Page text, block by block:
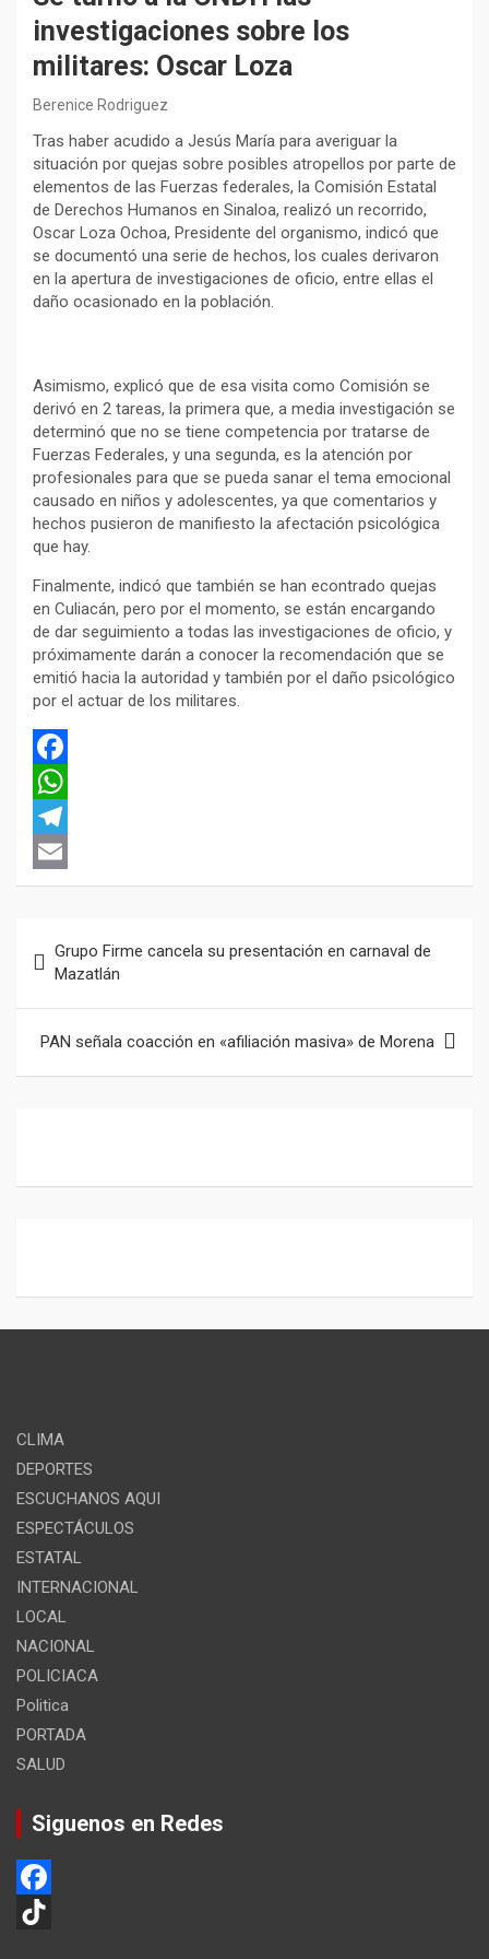
investigaciones sobre los
militares: Oscar Loza
Berenice Rodriguez
Tras haber acudido a Jesús María para averiguar la
situación por quejas sobre posibles atropellos por parte de
elementos de las Fuerzas federales, la Comisión Estatal
de Derechos Humanos en Sinaloa, realizó un recorrido,
Oscar Loza Ochoa, Presidente del organismo, indicó que
se documentó una serie de hechos, los cuales derivaron
en la apertura de investigaciones de oficio, entre ellas el
daño ocasionado en la población.
Asimismo, explicó que de esa visita como Comisión se
derivó en 2 tareas, la primera que, a media investigación se
determinó que no se tiene competencia por tratarse de
Fuerzas Federales, y una segunda, es la atención por
profesionales para que se pueda sanar el tema emocional
causado en niños y adolescentes, ya que comentarios y
hechos pusieron de manifiesto la afectación psicológica
que hay.
Finalmente, indicó que también se han econtrado quejas
en Culiacán, pero por el momento, se están encargando
de dar seguimiento a todas las investigaciones de oficio, y
próximamente darán a conocer la recomendación que se
emitió hacia la autoridad y también por el daño psicológico
por el actuar de los militares.
F
a
c
e
o
W
h
a
s
T
e
e
E
a
de
entradas
Grupo Firme cancela su presentación en carnaval de
Mazatlán
PAN señala coacción en «afiliación masiva» de Morena
CLIMA
DEPORTES
ESCUCHANOS AQUI
ESPECTÁCULOS
ESTATAL
INTERNACIONAL
LOCAL
NACIONAL
POLICIACA
Politica
PORTADA
SALUD
Siguenos en Redes
F